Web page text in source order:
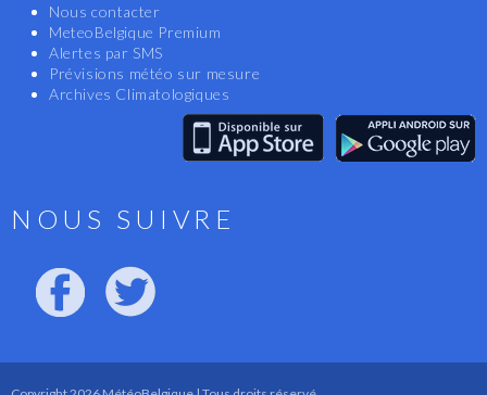
Nous contacter
MeteoBelgique Premium
Alertes par SMS
Prévisions météo sur mesure
Archives Climatologiques
NOUS SUIVRE